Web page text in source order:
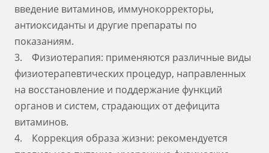
введение витаминов, иммунокорректоры,
антиоксиданты и другие препараты по
показаниям.
3. Физиотерапия: применяются различные виды
физиотерапевтических процедур, направленных
на восстановление и поддержание функций
органов и систем, страдающих от дефицита
витаминов.
4. Коррекция образа жизни: рекомендуется